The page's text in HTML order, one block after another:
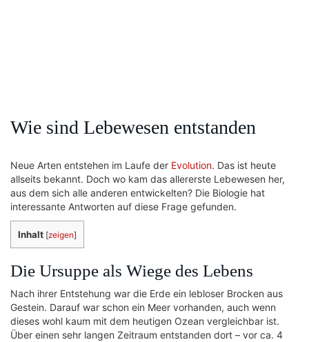
Wie sind Lebewesen entstanden
Neue Arten entstehen im Laufe der Evolution. Das ist heute
allseits bekannt. Doch wo kam das allererste Lebewesen her,
aus dem sich alle anderen entwickelten? Die Biologie hat
interessante Antworten auf diese Frage gefunden.
Inhalt [zeigen]
Die Ursuppe als Wiege des Lebens
Nach ihrer Entstehung war die Erde ein lebloser Brocken aus
Gestein. Darauf war schon ein Meer vorhanden, auch wenn
dieses wohl kaum mit dem heutigen Ozean vergleichbar ist.
Über einen sehr langen Zeitraum entstanden dort – vor ca. 4